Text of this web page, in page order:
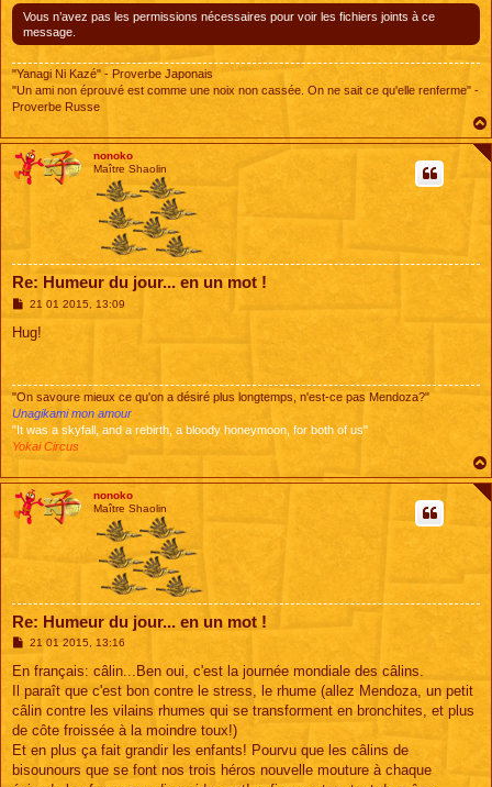
Vous n’avez pas les permissions nécessaires pour voir les fichiers joints à ce
message.
"Yanagi Ni Kazé" - Proverbe Japonais
"Un ami non éprouvé est comme une noix non cassée. On ne sait ce qu'elle renferme" -
Proverbe Russe
nonoko
Maître Shaolin
Re: Humeur du jour... en un mot !
M
s
21 01 2015, 13:09
Hug!
"On savoure mieux ce qu'on a désiré plus longtemps, n'est-ce pas Mendoza?"
Unagikami mon amour
"It was a skyfall, and a rebirth, a bloody honeymoon, for both of us"
Yokai Circus
nonoko
Maître Shaolin
Re: Humeur du jour... en un mot !
M
s
a
g
21 01 2015, 13:16
En français: câlin...Ben oui, c'est la journée mondiale des câlins.
Il paraît que c'est bon contre le stress, le rhume (allez Mendoza, un petit
câlin contre les vilains rhumes qui se transforment en bronchites, et plus
de côte froissée à la moindre toux!)
Et en plus ça fait grandir les enfants! Pourvu que les câlins de
bisounours que se font nos trois héros nouvelle mouture à chaque